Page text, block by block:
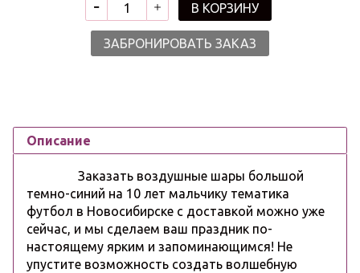
В КОРЗИНУ
ЗАБРОНИРОВАТЬ ЗАКАЗ
Описание
Заказать воздушные шары большой
темно-синий на 10 лет мальчику тематика
футбол в Новосибирске с доставкой можно уже
сейчас, и мы сделаем ваш праздник по-
настоящему ярким и запоминающимся! Не
упустите возможность создать волшебную